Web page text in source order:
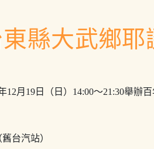
縣大武鄉
12月19日（日）14:00～21:30舉辦
台汽站）